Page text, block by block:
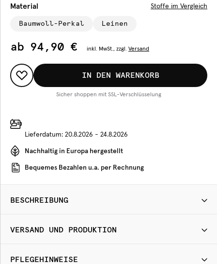
Material Stoffe im Vergleich
Baumwoll-Perkal Leinen
ab 94,90 € inkl. MwSt., zzgl. Versand
IN DEN WARENKORB
Sicher shoppen mit SSL-Verschlüsselung
Lieferdatum: 20.8.2026 - 24.8.2026
Nachhaltig in Europa hergestellt
Bequemes Bezahlen u.a. per Rechnung
BESCHREIBUNG
VERSAND UND PRODUKTION
PFLEGEHINWEISE